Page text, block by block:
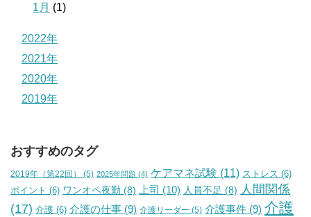
1月 (1)
2022年
2021年
2020年
2019年
おすすめのタグ
2019年（第22回） (5) 2025年問題 (4) ケアマネ試験 (11) ストレス (6)
ポイント (6) ワンオペ夜勤 (8) 上司 (10) 人員不足 (8) 人間関係
(17) 介護 (6) 介護の仕事 (9) 介護リーダー (5) 介護事件 (9) 介護